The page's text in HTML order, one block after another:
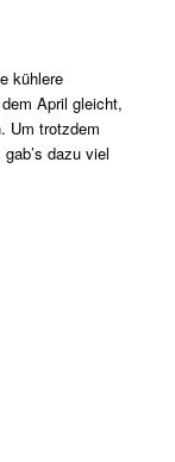
kühlere
April gleicht,
Um trotzdem
dazu viel